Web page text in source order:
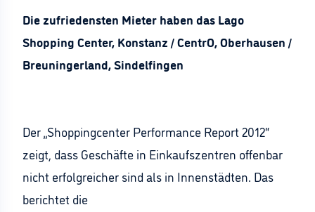
Die zufriedensten Mieter haben das Lago
Shopping Center, Konstanz / CentrO, Oberhausen /
Breuningerland, Sindelfingen
Der „Shoppingcenter Performance Report 2012“
zeigt, dass Geschäfte in Einkaufszentren offenbar
nicht erfolgreicher sind als in Innenstädten. Das
berichtet die